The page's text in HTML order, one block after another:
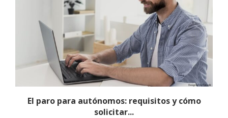
El paro para autónomos: requisitos y cómo
solicitar...